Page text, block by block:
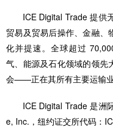
ICE Digital Trade 提供
贸易及贸易后操作、金融、
化并提速。全球超过
气、能源及石化领域的领先
会——正在其所有主要运输业
ICE Digital Trade 是洲
e, Inc.，纽约证交所代码：